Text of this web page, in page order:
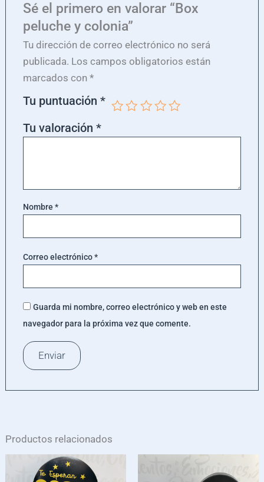
Sé el primero en valorar “Box
peluche y colonia”
Tu dirección de correo electrónico no será
publicada. Los campos obligatorios están
marcados con *
Tu puntuación *
Tu valoración *
Nombre *
Correo electrónico*
Guarda mi nombre, correo electrónico y web en este
navegador para la próxima vez que comente.
Productos relacionados